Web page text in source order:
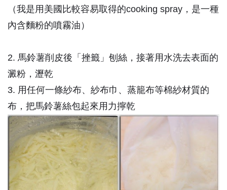
（我是用美國比較容易取得的cooking spray，是一種
內含麵粉的噴霧油）
2. 馬鈴薯削皮後「挫籤」刨絲，接著用水洗去表面的
澱粉，瀝乾
3. 用任何一條紗布、紗布巾、蒸籠布等棉紗材質的
布，把馬鈴薯絲包起來用力擰乾